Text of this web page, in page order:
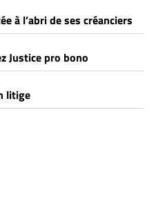
à l’abri de ses créanciers
Justice pro bono
litige